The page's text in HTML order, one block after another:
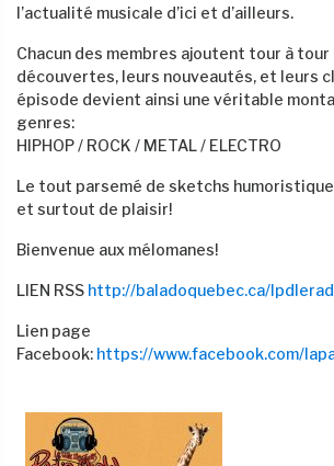
l’actualité musicale d’ici et d’ailleurs.
Chacun des membres ajoutent tour à tour
découvertes, leurs nouveautés, et leurs
épisode devient ainsi une véritable
genres:
HIPHOP / ROCK / METAL / ELECTRO
Le tout parsemé de sketchs
et surtout de plaisir!
Bienvenue aux mélomanes!
LIEN RSS http://baladoquebec.ca/
Lien page
Facebook: https://www.facebook.com/